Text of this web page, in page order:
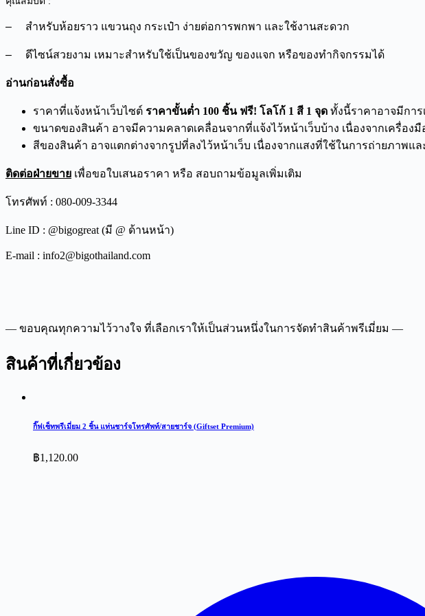
– สำหรับห้อยราว แขวนถุง กระเป๋า ง่ายต่อการพกพา และใช้งานสะดวก
– ดีไซน์สวยงาม เหมาะสำหรับใช้เป็นของขวัญ ของแจก หรือของทำกิจกรรมได้
อ่านก่อนสั่งซื้อ
ราคาที่แจ้งหน้าเว็บไซต์ ราคาขั้นต่ำ 100 ชิ้น ฟรี! โลโก้ 1 สี 1 จุด ทั้งนี้ราคาอาจมีกา
ขนาดของสินค้า อาจมีความคลาดเคลื่อนจากที่แจ้งไว้หน้าเว็บบ้าง เนื่องจากเครื่อง
สีของสินค้า อาจแตกต่างจากรูปที่ลงไว้หน้าเว็บ เนื่องจากแสงที่ใช้ในการถ่ายภาพ
ติดต่อฝ่ายขาย เพื่อขอใบเสนอราคา หรือ สอบถามข้อมูลเพิ่มเติม
โทรศัพท์ : 080-009-3344
Line ID : @bigogreat (มี @ ด้านหน้า)
E-mail : info2@bigothailand.com
— ขอบคุณทุกความไว้วางใจ ที่เลือกเราให้เป็นส่วนหนึ่งในการจัดทำสินค้าพรีเมี่ยม —
สินค้าที่เกี่ยวข้อง
กิ๊ฟเซ็ทพรีเมี่ยม 2 ชิ้น แท่นชาร์จโทรศัพท์/สายชาร์จ (Giftset Premium)
฿1,120.00